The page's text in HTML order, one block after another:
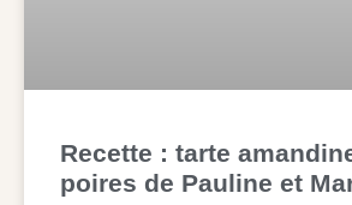
Recette : tarte
poires de Pauline et